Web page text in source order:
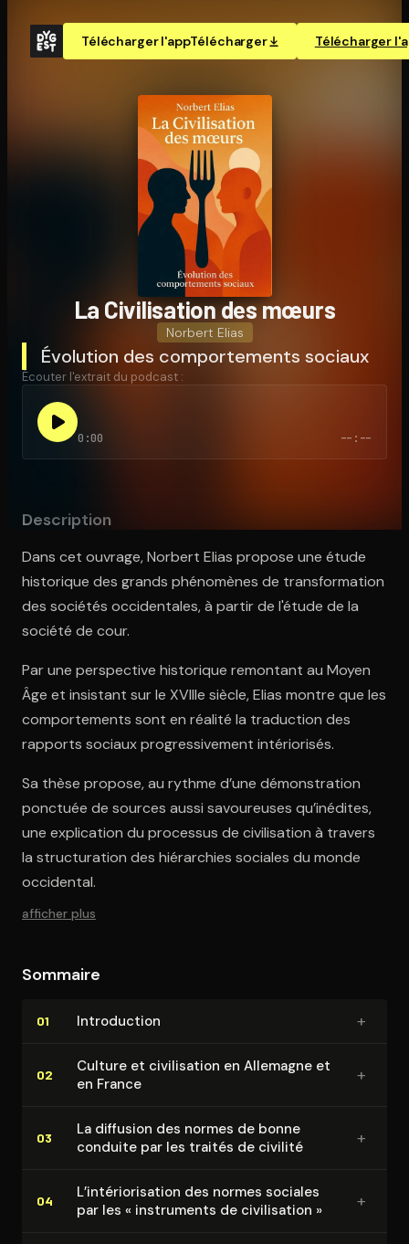
Télécharger l'appTélécharger Télécharger
La Ci­vi­li­sa­tion des mœurs
Norbert Elias
Évolution des comportements sociaux
Écouter l'extrait du podcast :
0:00 --:--
Description
Dans cet ouvrage, Norbert Elias propose une étude
historique des grands phénomènes de transformation
des sociétés occidentales, à partir de l'étude de la
société de cour.
Par une perspective historique remontant au Moyen
Âge et insistant sur le XVIIIe siècle, Elias montre que les
comportements sont en réalité la traduction des
rapports sociaux progressivement intériorisés.
Sa thèse propose, au rythme d’une démonstration
ponctuée de sources aussi savoureuses qu’inédites,
une explication du processus de civilisation à travers
la structuration des hiérarchies sociales du monde
occidental.
afficher plus
Sommaire
01 In­tro­duc­tion +
02
Culture et ci­vi­li­sa­tion en Allemagne et
en France
+
03
La diffusion des normes de bonne
conduite par les traités de civilité
+
04
L’in­té­rio­ri­sa­tion des normes sociales
par les « instruments de ci­vi­li­sa­tion »
+